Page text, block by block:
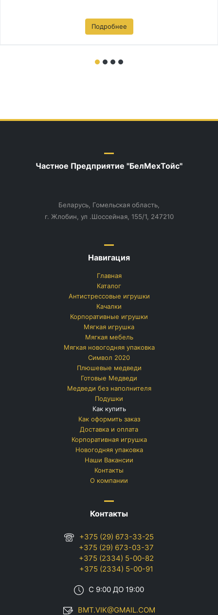
Подробнее
Частное Предприятие "БелМехТойс"
Беларусь, Гомельская область,
г. Жлобин, ул .Шоссейная, 155/1, 247210
Навигация
Главная
Каталог
Антистрессовые игрушки
Качалки
Корпоративные игрушки
Мягкая игрушка
Мягкая мебель
Мягкая новогодняя упаковка
Символ 2020
Плюшевые медведи
Готовые Медведи
Медведи без наполнителя
Подушки
Как купить
Как оформить заказ
Доставка и оплата
Корпоративная игрушка
Новогодняя упаковка
Наши Вакансии
Контакты
О компании
Контакты
+375 (29) 673-33-25
+375 (29) 673-03-37
+375 (2334) 5-00-82
+375 (2334) 5-00-91
С 9:00 ДО 19:00
BMT.VIK@GMAIL.COM